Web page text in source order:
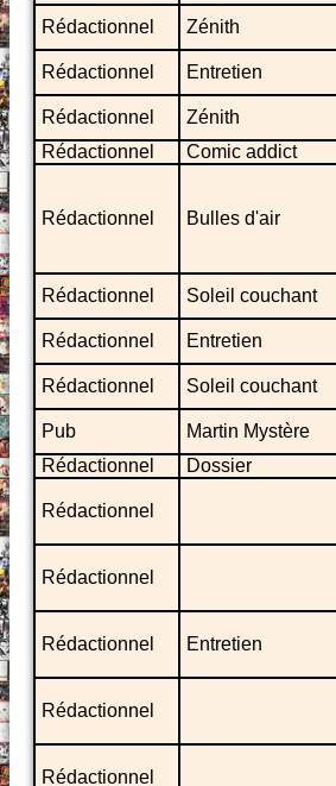
Rédactionnel Zénith
Rédactionnel Entretien
Rédactionnel Zénith
Rédactionnel
Comic addict
Rédactionnel Bulles d'air
Rédactionnel Soleil couchant
Rédactionnel Entretien
Rédactionnel Soleil couchant
Pub Martin Mystère
Rédactionnel
Dossier
Rédactionnel
Rédactionnel
Rédactionnel Entretien
Rédactionnel
Rédactionnel